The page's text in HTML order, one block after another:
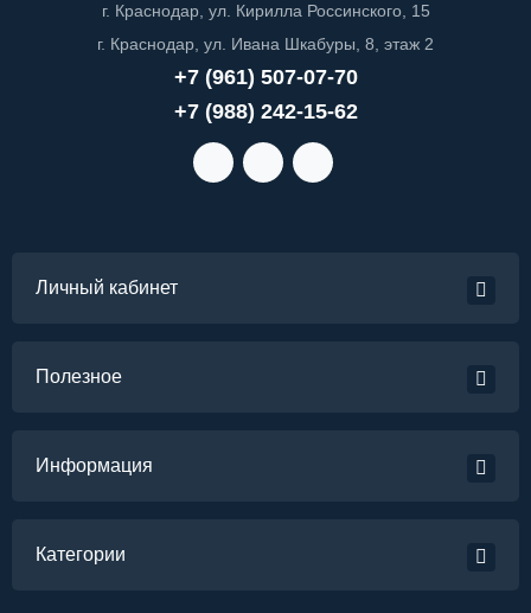
г. Краснодар, ул. Кирилла Россинского, 15
г. Краснодар, ул. Ивана Шкабуры, 8, этаж 2
+7 (961) 507-07-70
+7 (988) 242-15-62
Личный кабинет
Полезное
Информация
Категории